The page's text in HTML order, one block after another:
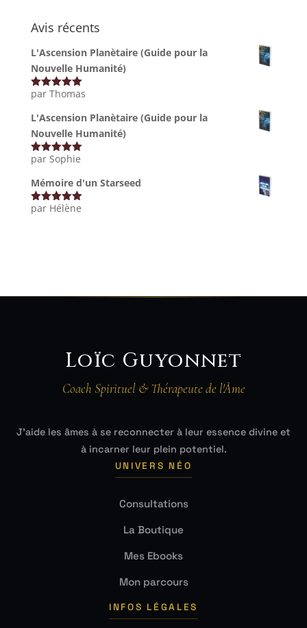
Avis récents
L'Ascension Planètaire (Guide pour la
Nouvelle Humanité)
Note 5sur
par Thomas
L'Ascension Planètaire (Guide pour la
Nouvelle Humanité)
Note5sur
par Sophie
Mémoire d'un Starseed
Note5sur
par Hélène
Loïc Guyonnet
Coach Spirituel & Thérapeute de l'Âme
J'aide les âmes à se reconnecter à leur essence divine et
à incarner leur plein potentiel.
UNIVERS NÉO
Consultations
La Boutique
Mes Ebooks
Mon parcours
INFOS LÉGALES